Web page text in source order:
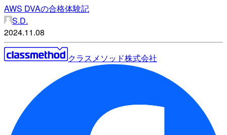
AWS DVAの合格体験記
S.D.
2024.11.08
クラスメソッド株式会社